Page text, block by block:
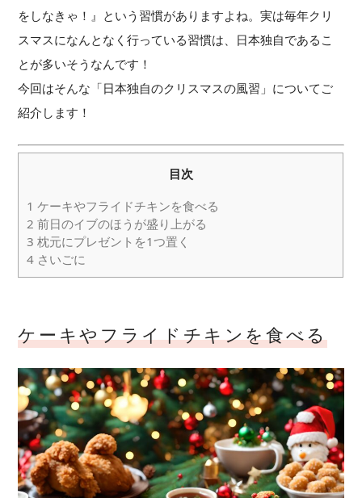
をしなきゃ！』という習慣がありますよね。実は毎年クリ
スマスになんとなく行っている習慣は、日本独自であるこ
とが多いそうなんです！
今回はそんな「日本独自のクリスマスの風習」についてご
紹介します！
目次
1 ケーキやフライドチキンを食べる
2 前日のイブのほうが盛り上がる
3 枕元にプレゼントを1つ置く
4 さいごに
ケーキやフライドチキンを食べる